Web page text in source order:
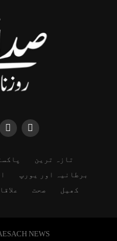
تازہ ترین
برطانیہ اور یورپ
کھیل
صحت
NEWS